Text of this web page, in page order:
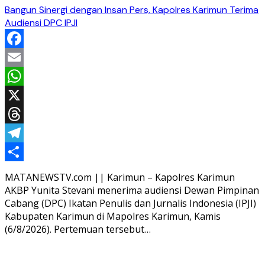
Bangun Sinergi dengan Insan Pers, Kapolres Karimun Terima
Audiensi DPC IPJI
Facebook
Email
WhatsApp
X
Threads
Telegram
Share
MATANEWSTV.com || Karimun – Kapolres Karimun
AKBP Yunita Stevani menerima audiensi Dewan Pimpinan
Cabang (DPC) Ikatan Penulis dan Jurnalis Indonesia (IPJI)
Kabupaten Karimun di Mapolres Karimun, Kamis
(6/8/2026). Pertemuan tersebut…